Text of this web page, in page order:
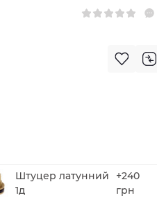
Штуцер латунний
1д
+240
грн